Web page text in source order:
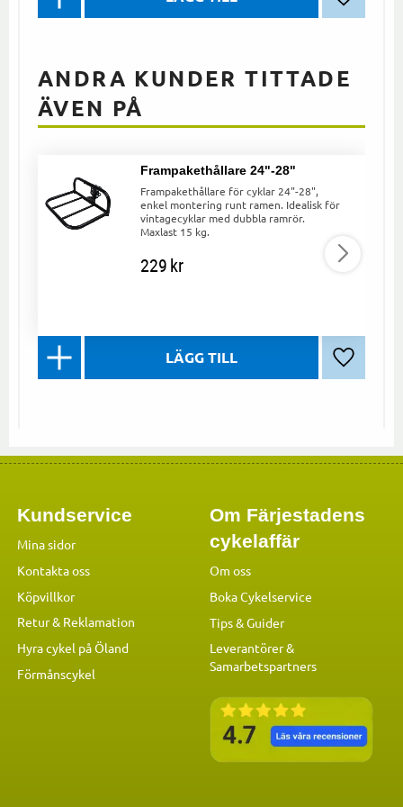
Lägg till
ANDRA KUNDER TITTADE
ÄVEN PÅ
Frampakethållare 24"-28"
Frampakethållare för cyklar 24"-28",
enkel montering runt ramen. Idealisk för
vintagecyklar med dubbla ramrör.
Maxlast 15 kg.
229kr
Lägg till
Kundservice
Mina sidor
Kontakta oss
Köpvillkor
Retur & Reklamation
Hyra cykel på Öland
Förmånscykel
Om Färjestadens
cykelaffär
Om oss
Boka Cykelservice
Tips & Guider
Leverantörer &
Samarbetspartners